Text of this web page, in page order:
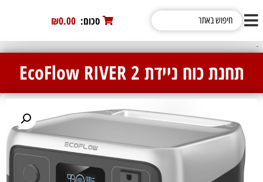
סכום: ₪0.00
תחנת כוח ניידת EcoFlow RIVER 2